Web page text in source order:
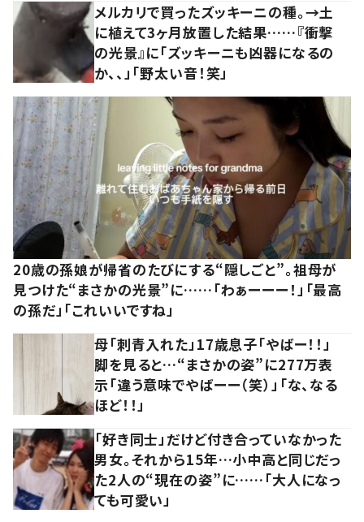
メルカリで買ったズッキーニの種。→土
に植えて3ヶ月放置した結果……『衝撃
の光景』に「ズッキーニも凶器になるの
か、、」「野太い音！笑」
20歳の孫娘が帰省のたびにする“隠しごと”。祖母が
見つけた“まさかの光景”に……「わぁーーー！」「最高
の孫だ」「これいいですね」
母「刺青入れた」17歳息子「やばー！！」
脚を見ると…“まさかの姿”に277万表
示「違う意味でやばーー（笑）」「な、なる
ほど！！」
「好き同士」だけど付き合っていなかった
男女。それから15年…小中高と同じだっ
た2人の“現在の姿”に……「大人になっ
ても可愛い」